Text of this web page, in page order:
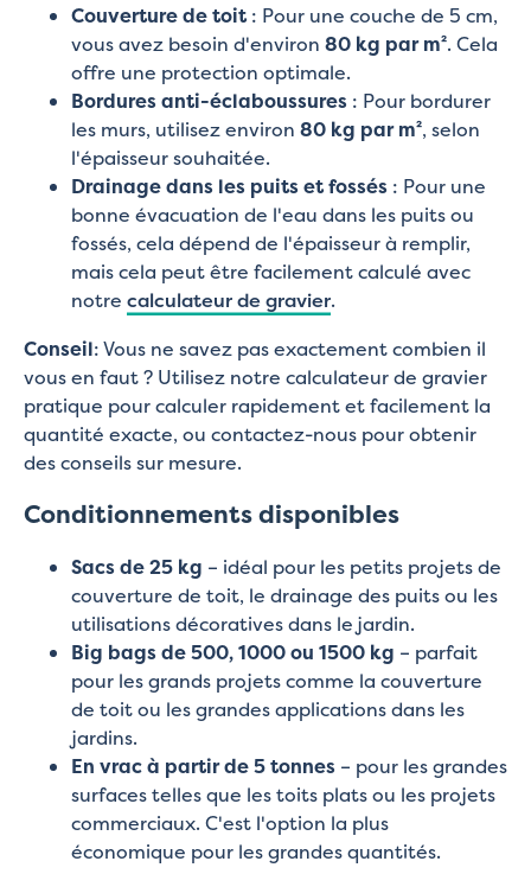
Couverture de toit: Pour une couche de 5 cm,
vous avez besoin d'environ 80 kg par m². Cela
offre une protection optimale.
Bordures anti-éclaboussures : Pour bordurer
les murs, utilisez environ 80 kg par m², selon
l'épaisseur souhaitée.
Drainage dans les puits et fossés : Pour une
bonne évacuation de l'eau dans les puits ou
fossés, cela dépend de l'épaisseur à remplir,
mais cela peut être facilement calculé avec
notre calculateur de gravier.
Conseil: Vous ne savez pas exactement combien il
vous en faut ? Utilisez notre calculateur de gravier
pratique pour calculer rapidement et facilement la
quantité exacte, ou contactez-nous pour obtenir
des conseils sur mesure.
Conditionnements disponibles
Sacs de 25 kg – idéal pour les petits projets de
couverture de toit, le drainage des puits ou les
utilisations décoratives dans le jardin.
Big bags de 500, 1000 ou 1500 kg – parfait
pour les grands projets comme la couverture
de toit ou les grandes applications dans les
jardins.
En vrac à partir de 5 tonnes – pour les grandes
surfaces telles que les toits plats ou les projets
commerciaux. C'est l'option la plus
économique pour les grandes quantités.